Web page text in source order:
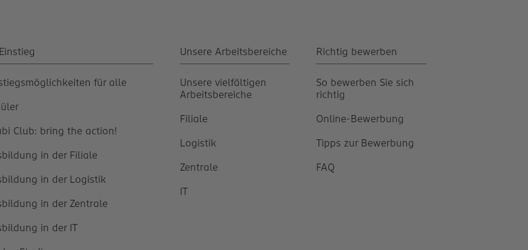
für alle
Club: bring the action!
in der Filiale
in der Logistik
in der Zentrale
in der IT
Unsere Arbeitsbereiche
Unsere vielfältigen
Arbeitsbereiche
Filiale
Logistik
Zentrale
IT
Richtig bewerben
So bewerben Sie sich
richtig
Online-Bewerbung
Tipps zur Bewerbung
FAQ